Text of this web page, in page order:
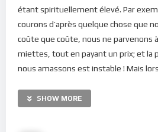
étant spirituellement élevé. Par
courons d’après quelque chose que
coûte que coûte, nous ne parvenons
miettes, tout en payant un prix; et la
nous amassons est instable ! Mais
Dieu se met en branle : la nature se
SHOW MORE